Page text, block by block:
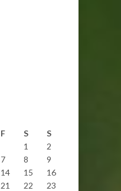
F S
S
1
2
7 8
9
14 15
16
21 22
23